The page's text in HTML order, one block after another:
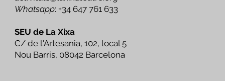
Whatsapp: +34 647 761 633
SEU de La Xixa
C/ de l'Artesania, 102, local 5
Nou Barris, 08042 Barcelona